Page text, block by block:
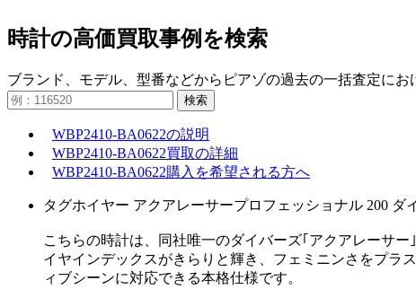
時計の高価買取事例を検索
ブランド、モデル、型番などからピアゾの過去の一括査定にお
検索
WBP2410-BA0622の説明
WBP2410-BA0622買取の詳細
WBP2410-BA0622購入を希望される方へ
タグホイヤー アクアレーサープロフェッショナル 200 ダ
こちらの時計は、同社唯一のダイバーズ｢アクアレーサ
イヤインデックスがきらりと輝き、フェミニンさをプラ
ィブシーンに対応できる本格仕様です。